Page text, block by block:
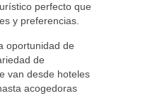
perfecto que
y preferencias.
oportunidad de
de
van desde hoteles
acogedoras